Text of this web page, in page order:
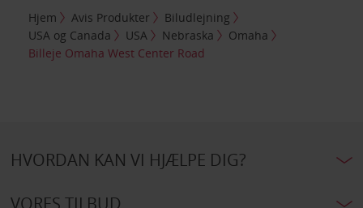
Hjem Avis Produkter
Biludlejning
USA og Canada
USA Nebraska
Omaha
Billeje Omaha West Center Road
HVORDAN KAN VI HJÆLPE DIG?
VORES TILBUD